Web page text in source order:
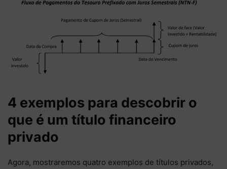
4 exemplos para descobrir o
que é um título financeiro
privado
Agora, mostraremos quatro exemplos de títulos privados,